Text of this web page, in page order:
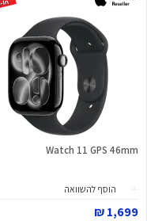
Watch 11 GPS 46mm
הוסף להשוואה
1,699 ₪